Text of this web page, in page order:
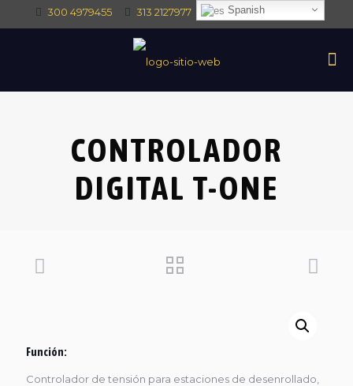
300 4979455 313 2127977 intec@intectrade.co
CONTROLADOR
DIGITAL T-ONE
Función:
Controlador de tensión para estaciones de desenrollado,
Spanish